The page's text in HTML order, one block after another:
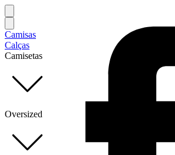
Camisas
Calças
Camisetas
Oversized